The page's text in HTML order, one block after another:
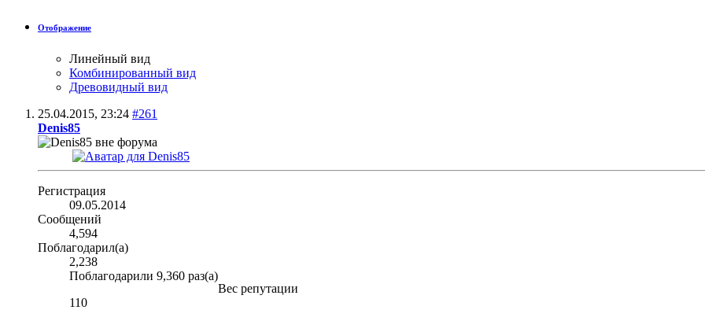
Отображение
Линейный вид
Комбинированный вид
Древовидный вид
25.04.2015, 23:24 #261
Denis85
Регистрация
09.05.2014
Сообщений
4,594
Поблагодарил(а)
2,238
Поблагодарили 9,360 раз(а)
Вес репутации
110